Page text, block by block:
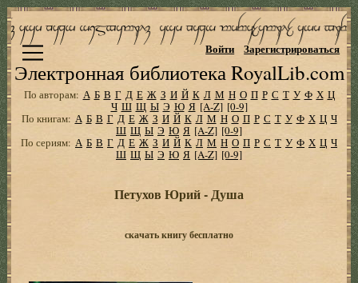
Электронная библиотека RoyalLib.com
Войти Зарегистрироваться
По авторам: А Б В Г Д Е Ж З И Й К Л М Н О П Р С Т У Ф Х Ц
Ч Ш Щ Ы Э Ю Я [A-Z] [0-9]
По книгам: А Б В Г Д Е Ж З И Й К Л М Н О П Р С Т У Ф Х Ц Ч
Ш Щ Ы Э Ю Я [A-Z] [0-9]
По сериям: А Б В Г Д Е Ж З И Й К Л М Н О П Р С Т У Ф Х Ц Ч
Ш Щ Ы Э Ю Я [A-Z] [0-9]
Петухов Юрий - Душа
скачать книгу бесплатно